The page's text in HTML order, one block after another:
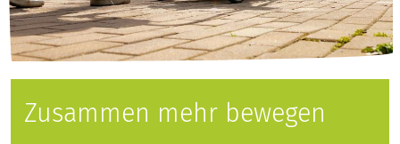
Zusammen mehr bewegen